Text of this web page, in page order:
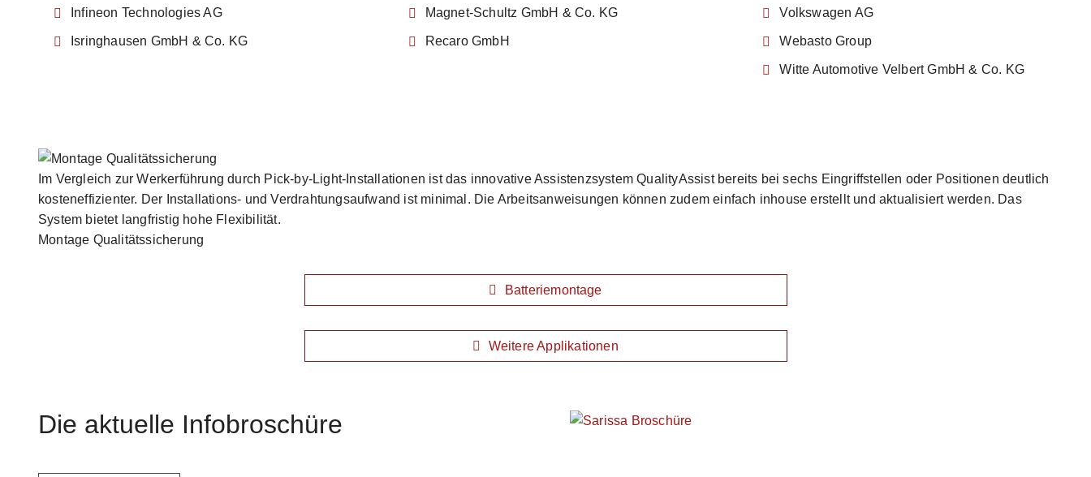
Infineon Technologies AG
Isringhausen GmbH & Co. KG
Magnet-Schultz GmbH & Co. KG
Recaro GmbH
Volkswagen AG
Webasto Group
Witte Automotive Velbert GmbH & Co. KG
Im Vergleich zur Werkerführung durch Pick-by-Light-Installationen ist das innovative Assistenzsystem QualityAssist bereits bei sechs Eingriffstellen oder Positionen deutlich
kosteneffizienter. Der Installations- und Verdrahtungsaufwand ist minimal. Die Arbeitsanweisungen können zudem einfach inhouse erstellt und aktualisiert werden. Das
System bietet langfristig hohe Flexibilität.
Montage Qualitätssicherung
Batteriemontage
Weitere Applikationen
Die aktuelle Infobroschüre